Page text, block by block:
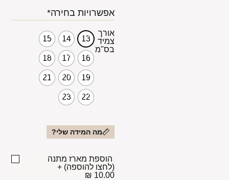
אפשרויות בחירה*
אורך
צמיד
בס"מ
13
14
15
16
17
18
19
20
21
22
23
מה המידה שלי?
הוספת מארז מתנה
(לחצו להוספה) +
10.00 ₪